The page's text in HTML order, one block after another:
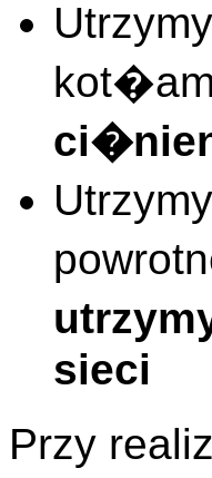
sieci
Przy